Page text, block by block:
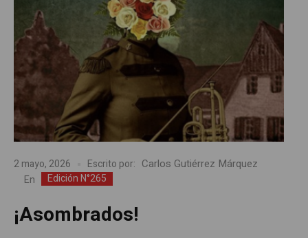
2 mayo, 2026 Escrito por: Carlos Gutiérrez Márquez
En Edición N°265
¡Asombrados!